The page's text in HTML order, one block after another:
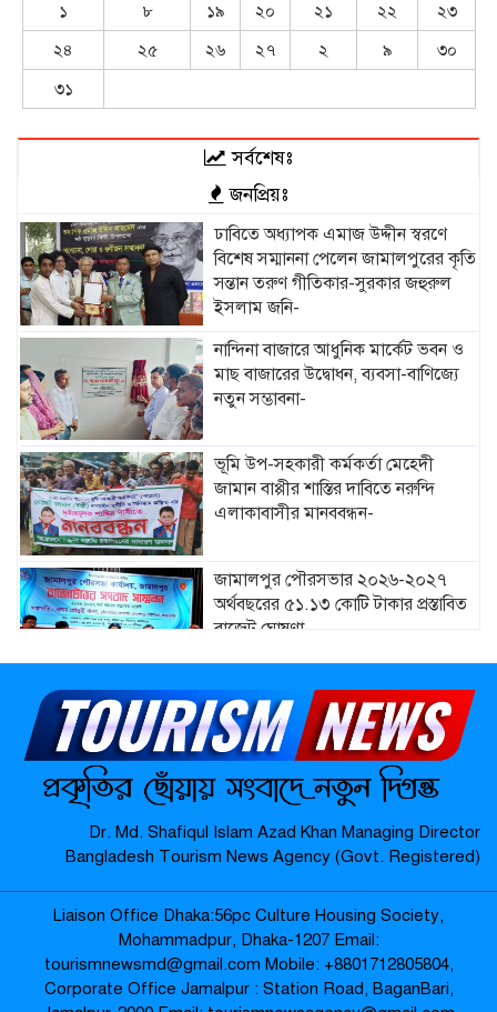
১
৮ ১৯ ২০ ২১ ২২
২৩
২৪
২৫ ২৬ ২৭ ২ ৯
৩০
৩১
সর্বশেষঃ
জনপ্রিয়ঃ
ঢাবিতে অধ্যাপক এমাজ উদ্দীন স্বরণে
বিশেষ সম্মাননা পেলেন জামালপুরের কৃতি
সন্তান তরুণ গীতিকার-সুরকার জহুরুল
ইসলাম জনি-
নান্দিনা বাজারে আধুনিক মার্কেট ভবন ও
মাছ বাজারের উদ্বোধন, ব্যবসা-বাণিজ্যে
নতুন সম্ভাবনা-
ভূমি উপ-সহকারী কর্মকর্তা মেহেদী
জামান বাপ্পীর শাস্তির দাবিতে নরুন্দি
এলাকাবাসীর মানববন্ধন-
জামালপুর পৌরসভার ২০২৬-২০২৭
অর্থবছরের ৫১.১৩ কোটি টাকার প্রস্তাবিত
বাজেট ঘোষণা-
মাদারগঞ্জে নারী ও শিশু সুরক্ষা বিষয়ে
সচেতনতামূলক সভা অনুষ্ঠিত-
মাদারগঞ্জে বিএনপির বৃক্ষরোপণ কর্মসূচি
অনুষ্ঠিত-
জামালপুর যৌনপল্লীতে ডিবি পুলিশের
অভিযান: ৬০০ গ্রাম গাঁজা উদ্ধার, নারীসহ
গ্রেপ্তার ৩ –
Dr. Md. Shafiqul Islam Azad Khan Managing Director
Bangladesh Tourism News Agency (Govt. Registered)
Liaison Office Dhaka:56pc Culture Housing Society,
Mohammadpur, Dhaka-1207 Email:
tourismnewsmd@gmail.com Mobile: ‪+8801712805804‬,
Corporate Office Jamalpur : Station Road, BaganBari,